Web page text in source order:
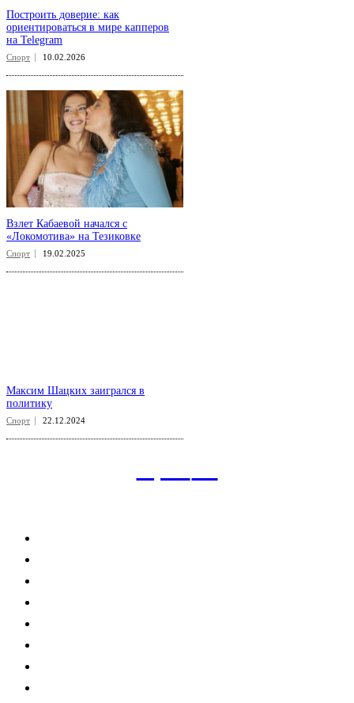
Построить доверие: как
ориентироваться в мире капперов
на Telegram
Спорт 10.02.2026
Взлет Кабаевой начался с
«Локомотива» на Тезиковке
Спорт 19.02.2025
Максим Шацких заигрался в
политику
Спорт 22.12.2024